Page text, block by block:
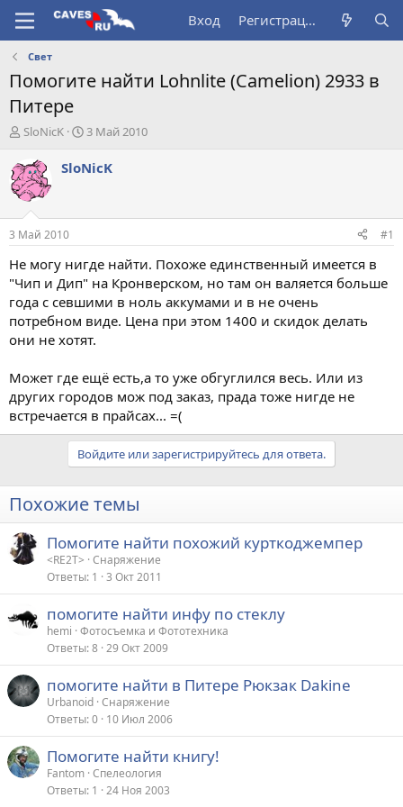
Вход Регистрация
Свет
Помогите найти Lohnlite (Camelion) 2933 в
Питере
А
т
о
р
т
е
м
ы
SloNicK
Д
т
а
л
а
3 Май 2010
SloNicK
3 Май 2010 #1
Не могу нигде найти. Похоже единственный имеется в
"Чип и Дип" на Кронверском, но там он валяется больше
года с севшими в ноль аккумами и в не очень
потребном виде. Цена при этом 1400 и скидок делать
они не хотят.
Может где ещё есть,а то уже обгуглился весь. Или из
других городов мож под заказ, прада тоже нигде не
встречается в прайсах... =(
Войдите или зарегистрируйтесь для ответа.
Похожие темы
Помогите найти похожий курткоджемпер
<RE2T> Снаряжение
Ответы 1 3 Окт 2011
помогите найти инфу по стеклу
hemi Фотосъемка и Фототехника
Ответы 8 29 Окт 2009
помогите найти в Питере Рюкзак Dakine
Urbanoid Снаряжение
Ответы 0 10 Июл 2006
Помогите найти книгу!
Fantom Спелеология
Ответы 1 24 Ноя 2003